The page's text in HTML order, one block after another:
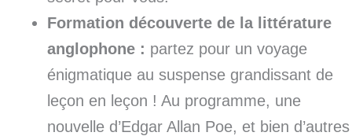
Formation découverte de la littérature
anglophone : partez pour un voyage
énigmatique au suspense grandissant de
leçon en leçon ! Au programme, une
nouvelle d’Edgar Allan Poe, et bien d’autres